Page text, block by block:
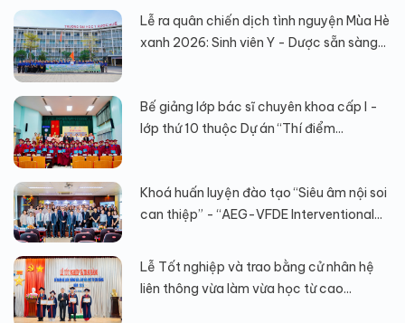
Lễ ra quân chiến dịch tình nguyện Mùa Hè
xanh 2026: Sinh viên Y - Dược sẵn sàng...
Bế giảng lớp bác sĩ chuyên khoa cấp I -
lớp thứ 10 thuộc Dự án “Thí điểm...
Khoá huấn luyện đào tạo “Siêu âm nội soi
can thiệp” - “AEG-VFDE Interventional...
Lễ Tốt nghiệp và trao bằng cử nhân hệ
liên thông vừa làm vừa học từ cao...